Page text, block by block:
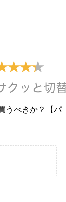
うべきか？【パ